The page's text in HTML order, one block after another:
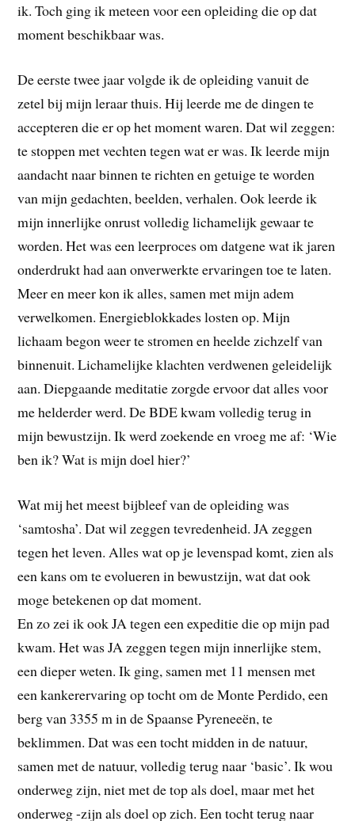
ik. Toch ging ik meteen voor een opleiding die op dat
moment beschikbaar was.
De eerste twee jaar volgde ik de opleiding vanuit de
zetel bij mijn leraar thuis. Hij leerde me de dingen te
accepteren die er op het moment waren. Dat wil zeggen:
te stoppen met vechten tegen wat er was. Ik leerde mijn
aandacht naar binnen te richten en getuige te worden
van mijn gedachten, beelden, verhalen. Ook leerde ik
mijn innerlijke onrust volledig lichamelijk gewaar te
worden. Het was een leerproces om datgene wat ik jaren
onderdrukt had aan onverwerkte ervaringen toe te laten.
Meer en meer kon ik alles, samen met mijn adem
verwelkomen. Energieblokkades losten op. Mijn
lichaam begon weer te stromen en heelde zichzelf van
binnenuit. Lichamelijke klachten verdwenen geleidelijk
aan. Diepgaande meditatie zorgde ervoor dat alles voor
me helderder werd. De BDE kwam volledig terug in
mijn bewustzijn. Ik werd zoekende en vroeg me af: ‘Wie
ben ik? Wat is mijn doel hier?’
Wat mij het meest bijbleef van de opleiding was
‘samtosha’. Dat wil zeggen tevredenheid. JA zeggen
tegen het leven. Alles wat op je levenspad komt, zien als
een kans om te evolueren in bewustzijn, wat dat ook
moge betekenen op dat moment.
En zo zei ik ook JA tegen een expeditie die op mijn pad
kwam. Het was JA zeggen tegen mijn innerlijke stem,
een dieper weten. Ik ging, samen met 11 mensen met
een kankerervaring op tocht om de Monte Perdido, een
berg van 3355 m in de Spaanse Pyreneeën, te
beklimmen. Dat was een tocht midden in de natuur,
samen met de natuur, volledig terug naar ‘basic’. Ik wou
onderweg zijn, niet met de top als doel, maar met het
onderweg -zijn als doel op zich. Een tocht terug naar